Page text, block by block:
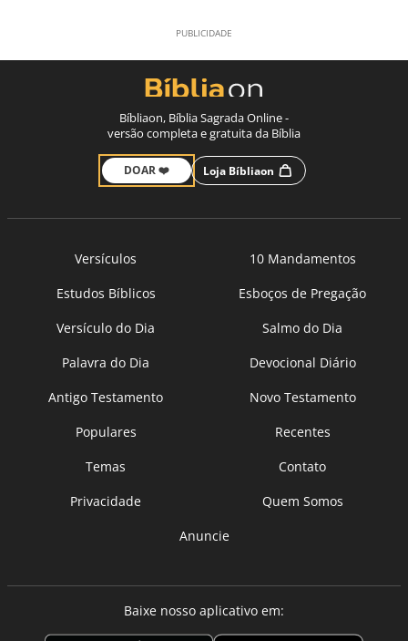
Bíbliaon, Bíblia Sagrada Online -
versão completa e gratuita da Bíblia
DOAR ❤️ Loja Bíbliaon
Versículos
10 Mandamentos
Estudos Bíblicos
Esboços de Pregação
Versículo do Dia
Salmo do Dia
Palavra do Dia
Devocional Diário
Antigo Testamento
Novo Testamento
Populares
Recentes
Temas
Contato
Privacidade
Quem Somos
Anuncie
Baixe nosso aplicativo em: